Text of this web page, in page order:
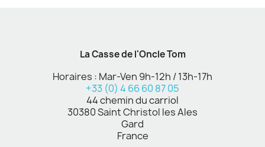
La Casse de l'Oncle Tom
Horaires : Mar-Ven 9h-12h / 13h-17h
+33 (0) 4 66 60 87 05
44 chemin du carriol
30380 Saint Christol les Ales
Gard
France